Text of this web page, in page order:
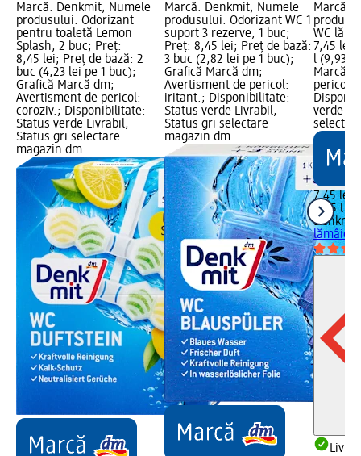
Marcă: Denkmit; Numele
produsului: Odorizant
pentru toaletă Lemon
Splash, 2 buc; Preț:
8,45 lei; Preț de bază: 2
buc (4,23 lei pe 1 buc);
Grafică Marcă dm;
Avertisment de pericol:
coroziv.; Disponibilitate:
Status verde Livrabil,
Status gri selectare
magazin dm
Marcă: Denkmit; Numele
produsului: Odorizant WC 1
suport 3 rezerve, 1 buc;
Preț: 8,45 lei; Preț de bază:
3 buc (2,82 lei pe 1 buc);
Grafică Marcă dm;
Avertisment de pericol:
iritant.; Disponibilitate:
Status verde Livrabil,
Status gri selectare
magazin dm
Marcă:
WC
7,45 lei;
l (9,93
Marcă
pericol:
verde
7,45 lei
0,75 l
Denkmit
lămâie,